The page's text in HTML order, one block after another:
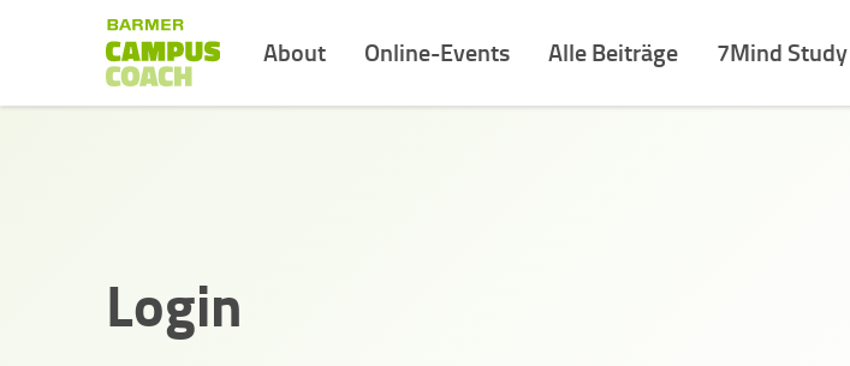
About Online-Events Alle Beiträge 7Mind Study
Login